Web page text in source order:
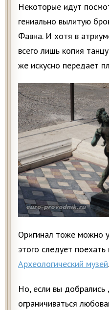
Некоторые идут
гениально вылитую
Фавна. И хотя в
всего лишь копия
же искусно передает
Оригинал тоже можно
этого следует
Археологический музей.
Но, если вы добрались
ограничиваться